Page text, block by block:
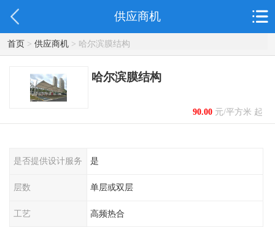
供应商机
首页> 供应商机> 哈尔滨膜结构
哈尔滨膜结构
90.00元/平方米 起
是否提供设计服务 是
层数 单层或双层
工艺 高频热合